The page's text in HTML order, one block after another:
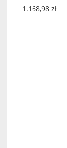
1.168,98 zł